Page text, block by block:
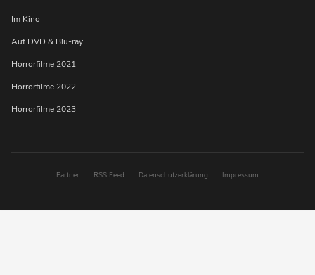
Im Kino
Auf DVD & Blu-ray
Horrorfilme 2021
Horrorfilme 2022
Horrorfilme 2023
Partner RSS Feed Datenschutzerklärung Impressum